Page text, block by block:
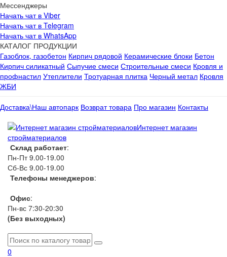
Мессенджеры
Начать чат в Viber
Начать чат в Telegram
Начать чат в WhatsApp
КАТАЛОГ ПРОДУКЦИИ
Газоблок, газобетон Кирпич рядовой Керамические блоки Бетон
Кирпич силикатный Сыпучие смеси Строительные смеси Кровля и
профнастил Утеплители Тротуарная плитка Черный метал Кровля
ЖБИ
Доставка\Наш автопарк Возврат товара Про магазин Контакты
Интернет магазин
стройматериалов
Склад работает:
Пн-Пт 9.00-19.00
Сб-Вс 9.00-19.00
Телефоны менеджеров:
Офис:
Пн-вс 7:30-20:30
(Без выходных)
0